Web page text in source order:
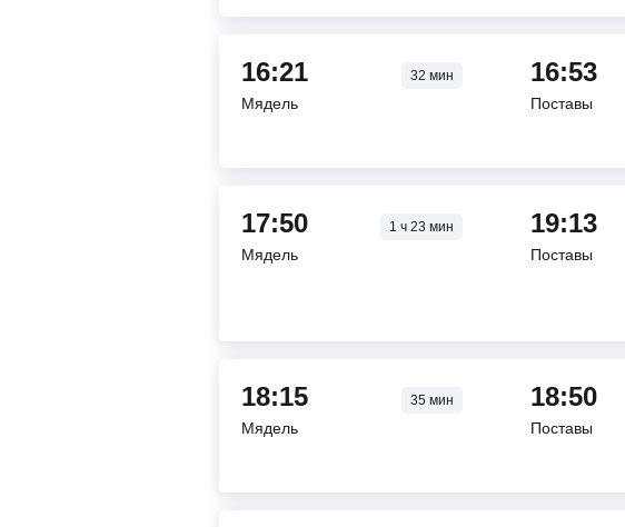
16:21 32 мин
Мядель
16:53
Поставы
17:50 1 ч23 мин
Мядель
19:13
Поставы
18:15 35 мин
Мядель
18:50
Поставы